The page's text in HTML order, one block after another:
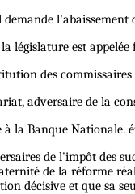
l'abaissement
législature est
des
adversaire de la
la Banque
de l'impôt des
de la réforme
décisive et que sa